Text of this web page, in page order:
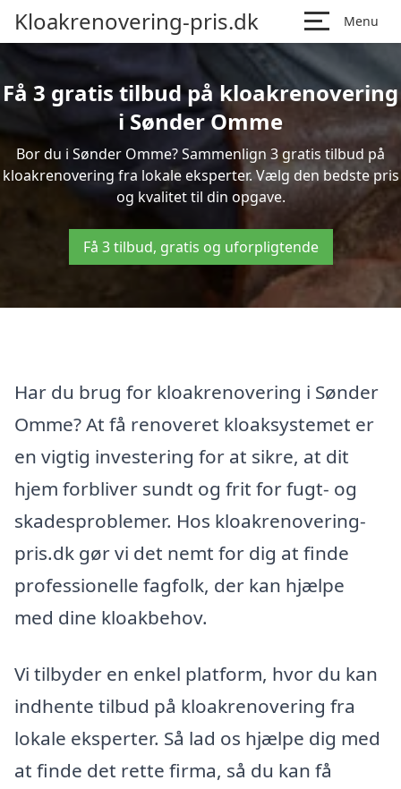
Kloakrenovering-pris.dk Menu
Få 3 gratis tilbud på kloakrenovering
i Sønder Omme
Bor du i Sønder Omme? Sammenlign 3 gratis tilbud på
kloakrenovering fra lokale eksperter. Vælg den bedste pris
og kvalitet til din opgave.
Få 3 tilbud, gratis og uforpligtende
Har du brug for kloakrenovering i Sønder
Omme? At få renoveret kloaksystemet er
en vigtig investering for at sikre, at dit
hjem forbliver sundt og frit for fugt- og
skadesproblemer. Hos kloakrenovering-
pris.dk gør vi det nemt for dig at finde
professionelle fagfolk, der kan hjælpe
med dine kloakbehov.
Vi tilbyder en enkel platform, hvor du kan
indhente tilbud på kloakrenovering fra
lokale eksperter. Så lad os hjælpe dig med
at finde det rette firma, så du kan få